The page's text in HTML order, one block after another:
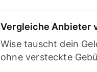
Vergleiche Anbieter
Wise tauscht dein
ohne versteckte